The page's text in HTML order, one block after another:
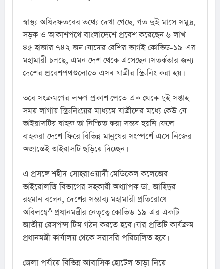
স্বাস্থ্য অধিদফতরের তথ্যে দেখা গেছে, গত দুই মাসে সমুদ্র,
সড়ক ও আকাশপথে বাংলাদেশে প্রবেশ করেছেন ৬ লাখ
৪৫ হাজার ৭৪২ জন। যাদের বেশির ভাগই কোভিড-১৯ এর
মহামারী চলছে, এমন দেশ থেকে এসেছেন। সতর্কতার জন্য
দেশের প্রবেশপথগুলোতে এসব যাত্রীর স্ক্রিনিং করা হয়।
তবে সংক্রমণের লক্ষণ প্রকাশ পেতে এক থেকে দুই সপ্তাহ
সময় লাগায় স্ক্রিনিংয়ের মাধ্যমে যাত্রীদের মধ্যে কেউ যে
ভাইরাসটির বাহক তা নিশ্চিত করা সম্ভব হয়নি। ফলে
বাহকরা দেশে ফিরে বিভিন্ন মানুষের সংস্পর্শে এসে নিজের
অজান্তেই ভাইরাসটি ছড়িয়ে দিচ্ছেন।
এ প্রসঙ্গে শহীদ সোহরাওয়ার্দী মেডিকেল কলেজের
ভাইরোলজি বিভাগের সহকারী অধ্যাপক ডা. জাহিদুর
রহমান বলেন, দেশের সম্ভাব্য মহামারী প্রতিরোধে
অবিলম্বে^ প্রধানমন্ত্রীর নেতৃত্বে কোভিড-১৯ এর একটি
জাতীয় রেসপন্স টিম গঠন করতে হবে। যার প্রতিটি কার্যক্রম
প্রধানমন্ত্রী কার্যালয় থেকে সরাসরি পরিচালিত হবে।
জেলা পর্যায়ে বিভিন্ন আবাসিক হোটেল ভাড়া নিয়ে